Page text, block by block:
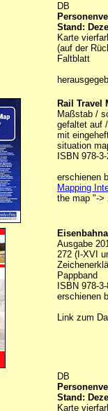
DB
Stand:
Karte
(auf der
Faltblatt
Rail Travel
Maßstab /
gefaltet auf
mit
situation
ISBN 978-
erschienen
Mapping
the map "->
Ausgabe
272 (I-XVI
Pappband
ISBN 978-
erschienen
Link zum
DB
Stand:
Karte